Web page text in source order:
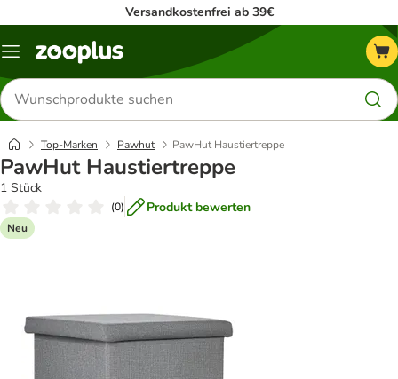
Versandkostenfrei ab 39€
Menü
Produkte
suchen
Top-Marken Pawhut PawHut Haustiertreppe
PawHut Haustiertreppe
1 Stück
(0) Produkt bewerten
Neu